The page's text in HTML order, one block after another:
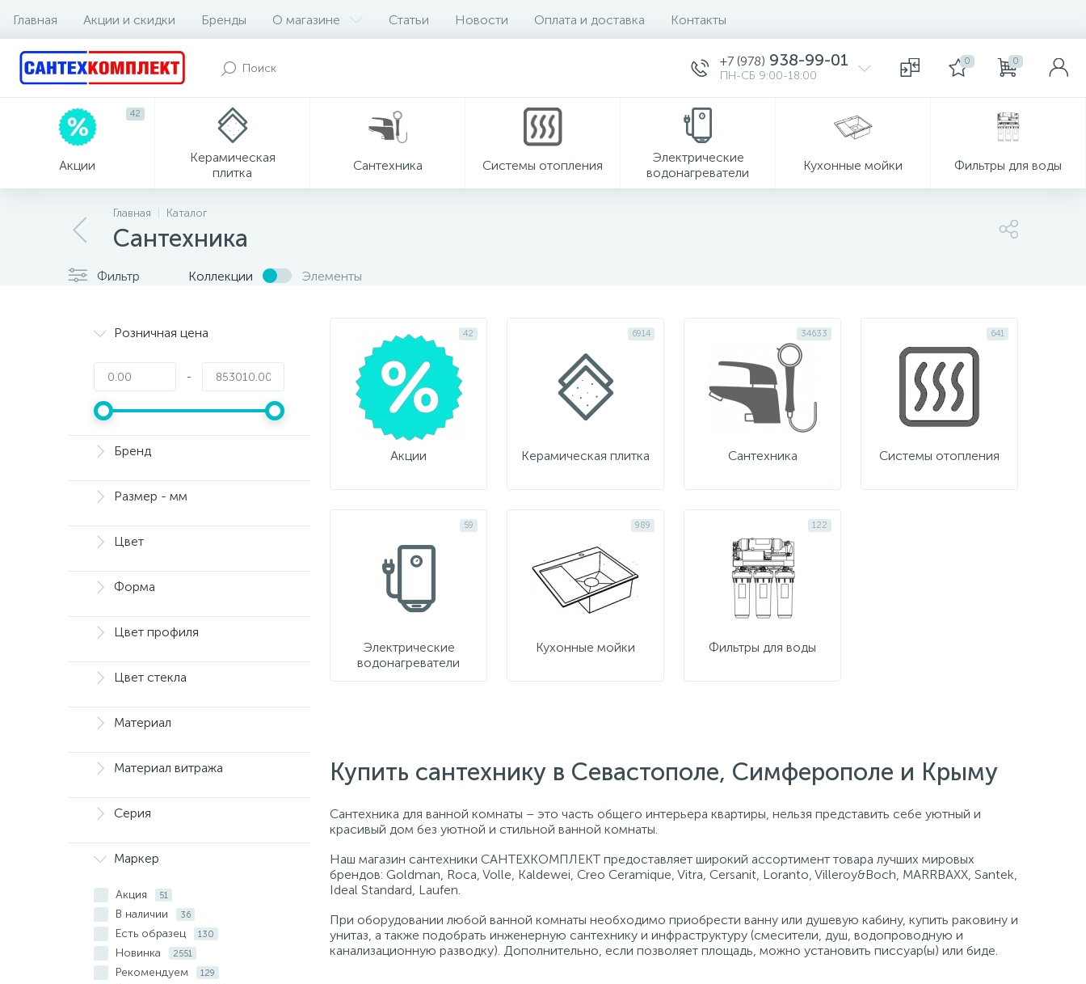
Главная Акции и скидки Бренды О магазине Статьи Новости Оплата и доставка Контакты
+7 (978) 938-99-01
ПН-СБ 9:00-18:00
0 0
Акции
42
Керамическая
плитка
Сантехника Системы отопления
Электрические
водонагреватели
Кухонные мойки Фильтры для воды
Главная Каталог
Сантехника
Фильтр Коллекции Элементы
Розничная цена
-
Бренд
Размер - мм
Цвет
Форма
Цвет профиля
Цвет стекла
Материал
Материал витража
Серия
Маркер
Акция 51
В наличии 36
Есть образец 130
Новинка 2551
Рекомендуем 129
42
Акции
6914
Керамическая плитка
34633
Сантехника
641
Системы отопления
59
Электрические
водонагреватели
989
Кухонные мойки
122
Фильтры для воды
Купить сантехнику в Севастополе, Симферополе и Крыму
Сантехника для ванной комнаты – это часть общего интерьера квартиры, нельзя представить себе уютный и
красивый дом без уютной и стильной ванной комнаты.
Наш магазин сантехники САНТЕХКОМПЛЕКТ предоставляет широкий ассортимент товара лучших мировых
брендов: Goldman, Roca, Volle, Kaldewei, Creo Ceramique, Vitra, Cersanit, Loranto, Villeroy&Boch, MARRBAXX, Santek,
Ideal Standard, Laufen.
При оборудовании любой ванной комнаты необходимо приобрести ванну или душевую кабину, купить раковину и
унитаз, а также подобрать инженерную сантехнику и инфраструктуру (смесители, душ, водопроводную и
канализационную разводку). Дополнительно, если позволяет площадь, можно установить писсуар(ы) или биде.